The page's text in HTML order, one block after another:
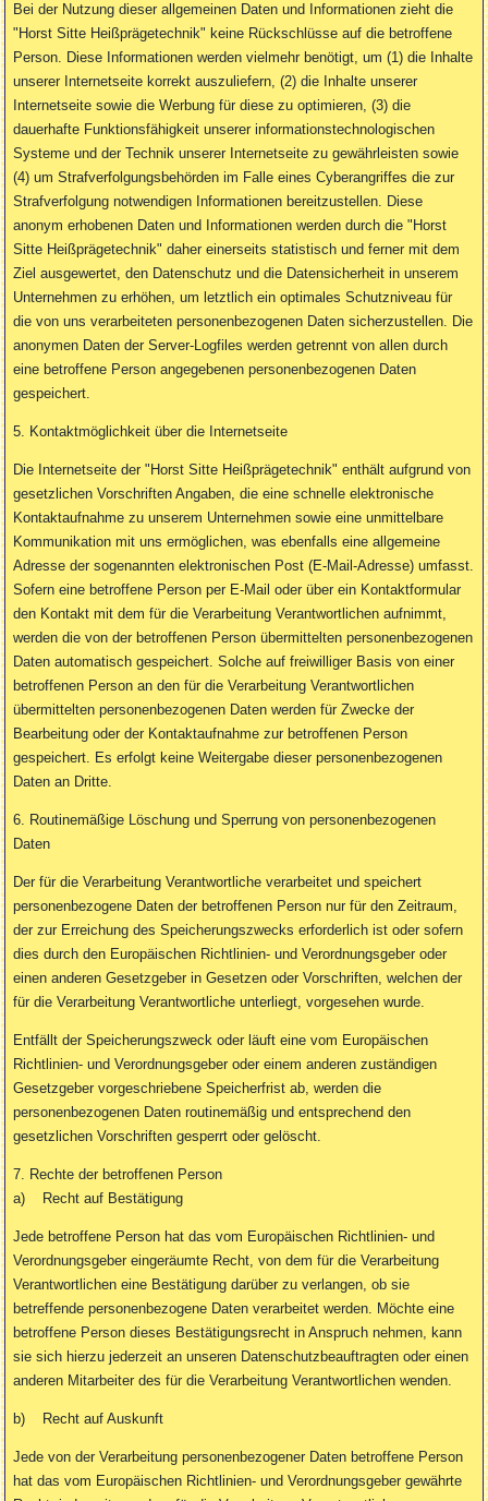
Bei der Nutzung dieser allgemeinen Daten und Informationen zieht die
"Horst Sitte Heißprägetechnik" keine Rückschlüsse auf die betroffene
Person. Diese Informationen werden vielmehr benötigt, um (1) die Inhalte
unserer Internetseite korrekt auszuliefern, (2) die Inhalte unserer
Internetseite sowie die Werbung für diese zu optimieren, (3) die
dauerhafte Funktionsfähigkeit unserer informationstechnologischen
Systeme und der Technik unserer Internetseite zu gewährleisten sowie
(4) um Strafverfolgungsbehörden im Falle eines Cyberangriffes die zur
Strafverfolgung notwendigen Informationen bereitzustellen. Diese
anonym erhobenen Daten und Informationen werden durch die "Horst
Sitte Heißprägetechnik" daher einerseits statistisch und ferner mit dem
Ziel ausgewertet, den Datenschutz und die Datensicherheit in unserem
Unternehmen zu erhöhen, um letztlich ein optimales Schutzniveau für
die von uns verarbeiteten personenbezogenen Daten sicherzustellen. Die
anonymen Daten der Server-Logfiles werden getrennt von allen durch
eine betroffene Person angegebenen personenbezogenen Daten
gespeichert.
5. Kontaktmöglichkeit über die Internetseite
Die Internetseite der "Horst Sitte Heißprägetechnik" enthält aufgrund von
gesetzlichen Vorschriften Angaben, die eine schnelle elektronische
Kontaktaufnahme zu unserem Unternehmen sowie eine unmittelbare
Kommunikation mit uns ermöglichen, was ebenfalls eine allgemeine
Adresse der sogenannten elektronischen Post (E-Mail-Adresse) umfasst.
Sofern eine betroffene Person per E-Mail oder über ein Kontaktformular
den Kontakt mit dem für die Verarbeitung Verantwortlichen aufnimmt,
werden die von der betroffenen Person übermittelten personenbezogenen
Daten automatisch gespeichert. Solche auf freiwilliger Basis von einer
betroffenen Person an den für die Verarbeitung Verantwortlichen
übermittelten personenbezogenen Daten werden für Zwecke der
Bearbeitung oder der Kontaktaufnahme zur betroffenen Person
gespeichert. Es erfolgt keine Weitergabe dieser personenbezogenen
Daten an Dritte.
6. Routinemäßige Löschung und Sperrung von personenbezogenen
Daten
Der für die Verarbeitung Verantwortliche verarbeitet und speichert
personenbezogene Daten der betroffenen Person nur für den Zeitraum,
der zur Erreichung des Speicherungszwecks erforderlich ist oder sofern
dies durch den Europäischen Richtlinien- und Verordnungsgeber oder
einen anderen Gesetzgeber in Gesetzen oder Vorschriften, welchen der
für die Verarbeitung Verantwortliche unterliegt, vorgesehen wurde.
Entfällt der Speicherungszweck oder läuft eine vom Europäischen
Richtlinien- und Verordnungsgeber oder einem anderen zuständigen
Gesetzgeber vorgeschriebene Speicherfrist ab, werden die
personenbezogenen Daten routinemäßig und entsprechend den
gesetzlichen Vorschriften gesperrt oder gelöscht.
7. Rechte der betroffenen Person
a) Recht auf Bestätigung
Jede betroffene Person hat das vom Europäischen Richtlinien- und
Verordnungsgeber eingeräumte Recht, von dem für die Verarbeitung
Verantwortlichen eine Bestätigung darüber zu verlangen, ob sie
betreffende personenbezogene Daten verarbeitet werden. Möchte eine
betroffene Person dieses Bestätigungsrecht in Anspruch nehmen, kann
sie sich hierzu jederzeit an unseren Datenschutzbeauftragten oder einen
anderen Mitarbeiter des für die Verarbeitung Verantwortlichen wenden.
b) Recht auf Auskunft
Jede von der Verarbeitung personenbezogener Daten betroffene Person
hat das vom Europäischen Richtlinien- und Verordnungsgeber gewährte